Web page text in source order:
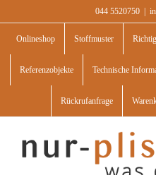
to
content
044 5520750
Onlineshop Stoffmuster
Referenzobjekte Technische
Rückrufanfrage